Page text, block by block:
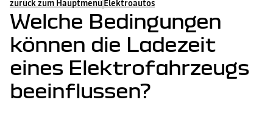
zurück zum Hauptmenü Elektroautos
Welche Bedingungen
können die Ladezeit
eines Elektrofahrzeugs
beeinflussen?